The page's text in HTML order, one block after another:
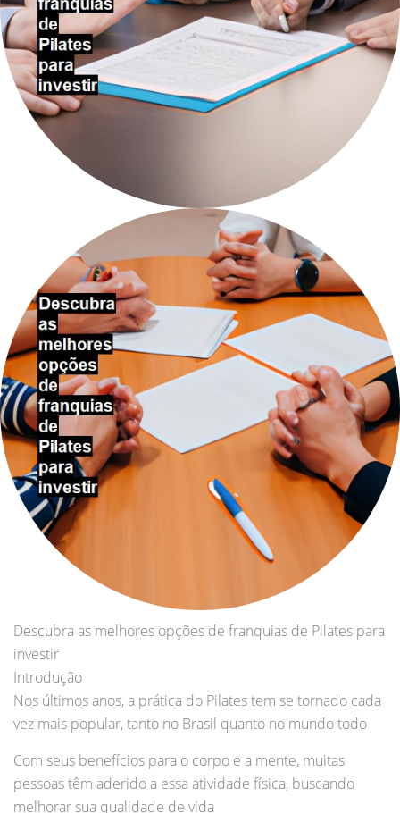
Descubra as melhores opções de franquias de Pilates para
investir
Introdução
Nos últimos anos, a prática do Pilates tem se tornado cada
vez mais popular, tanto no Brasil quanto no mundo todo
Com seus benefícios para o corpo e a mente, muitas
pessoas têm aderido a essa atividade física, buscando
melhorar sua qualidade de vida